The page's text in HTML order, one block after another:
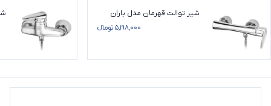
شیر توالت قهرمان مدل باران
۵٬۱۹۸٬۰۰۰ تومانء